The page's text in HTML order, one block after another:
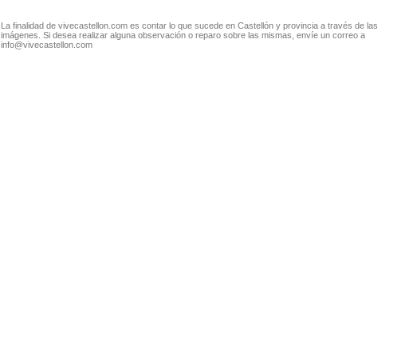
La finalidad de vivecastellon.com es contar lo que sucede en Castellón y provincia a través de las
imágenes. Si desea realizar alguna observación o reparo sobre las mismas, envíe un correo a
info@vivecastellon.com